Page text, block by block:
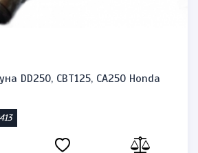
DD250, CBT125, CA250 Honda